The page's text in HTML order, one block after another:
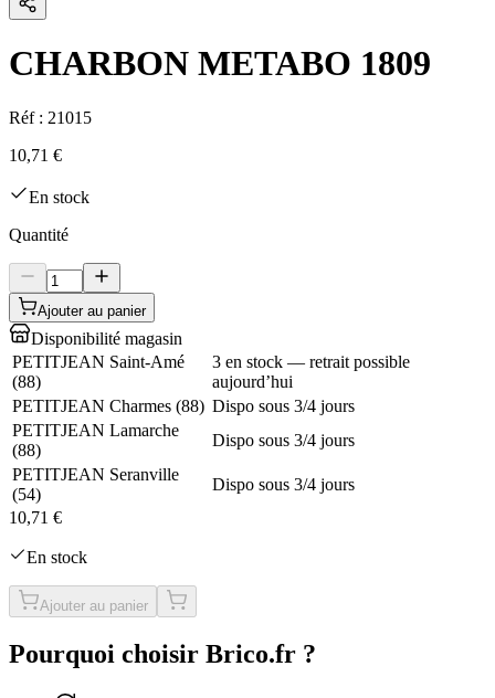
CHARBON METABO 1809
Réf : 21015
10,71 €
En stock
Quantité
Ajouter au panier
Disponibilité magasin
PETITJEAN Saint-Amé
(88)
3 en stock — retrait possible
aujourd’hui
PETITJEAN Charmes (88) Dispo sous 3/4 jours
PETITJEAN Lamarche
(88)
Dispo sous 3/4 jours
PETITJEAN Seranville
(54)
Dispo sous 3/4 jours
10,71 €
En stock
Ajouter au panier
Pourquoi choisir Brico.fr ?